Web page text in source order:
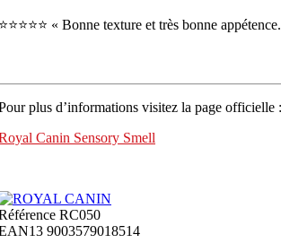
« Bonne texture et très bonne
plus d’informations visitez la page officielle :
Canin Sensory Smell
RC050
9003579018514